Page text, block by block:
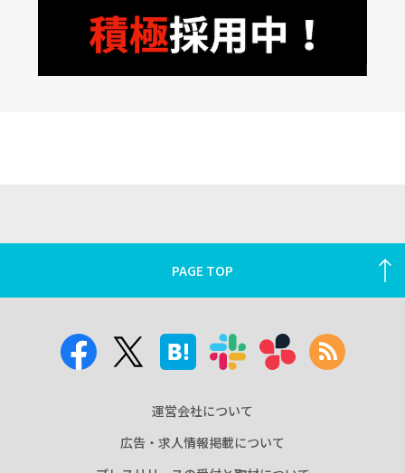
PAGE TOP
運営会社について
広告・求人情報掲載について